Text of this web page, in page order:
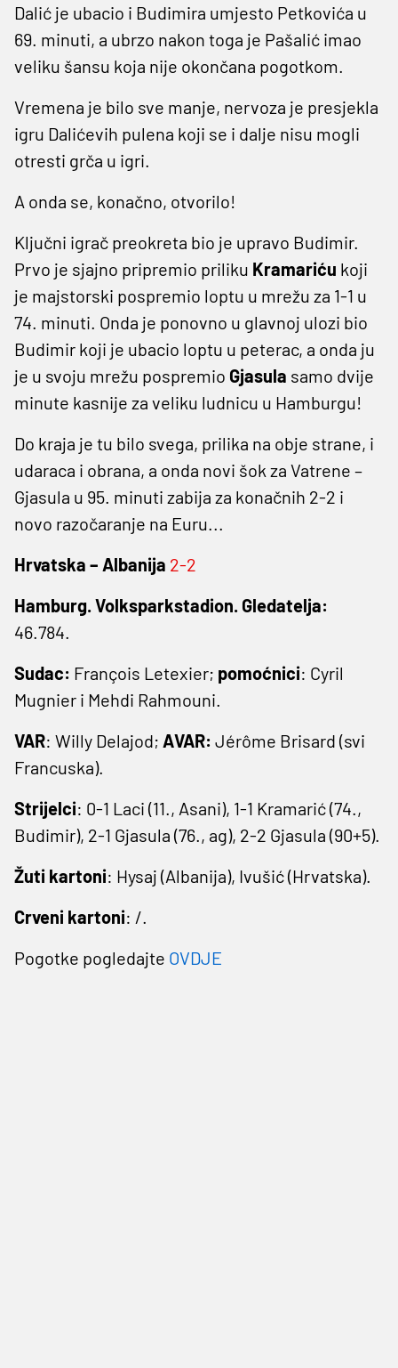
Dalić je ubacio i Budimira umjesto Petkovića u
69. minuti, a ubrzo nakon toga je Pašalić imao
veliku šansu koja nije okončana pogotkom.
Vremena je bilo sve manje, nervoza je presjekla
igru Dalićevih pulena koji se i dalje nisu mogli
otresti grča u igri.
A onda se, konačno, otvorilo!
Ključni igrač preokreta bio je upravo Budimir.
Prvo je sjajno pripremio priliku Kramariću koji
je majstorski pospremio loptu u mrežu za 1-1 u
74. minuti. Onda je ponovno u glavnoj ulozi bio
Budimir koji je ubacio loptu u peterac, a onda ju
je u svoju mrežu pospremio Gjasula samo dvije
minute kasnije za veliku ludnicu u Hamburgu!
Do kraja je tu bilo svega, prilika na obje strane, i
udaraca i obrana, a onda novi šok za Vatrene –
Gjasula u 95. minuti zabija za konačnih 2-2 i
novo razočaranje na Euru...
Hrvatska – Albanija 2-2
Hamburg. Volksparkstadion. Gledatelja:
46.784.
Sudac: François Letexier; pomoćnici: Cyril
Mugnier i Mehdi Rahmouni.
VAR: Willy Delajod; AVAR: Jérôme Brisard (svi
Francuska).
Strijelci: 0-1 Laci (11., Asani), 1-1 Kramarić (74.,
Budimir), 2-1 Gjasula (76., ag), 2-2 Gjasula (90+5).
Žuti kartoni: Hysaj (Albanija), Ivušić (Hrvatska).
Crveni kartoni: /.
Pogotke pogledajte OVDJE